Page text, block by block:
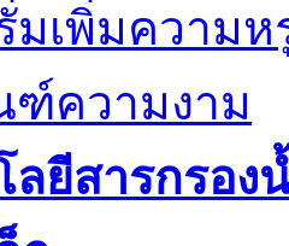
มเพิ่มความ
ความงาม
ลยีสารกรอ